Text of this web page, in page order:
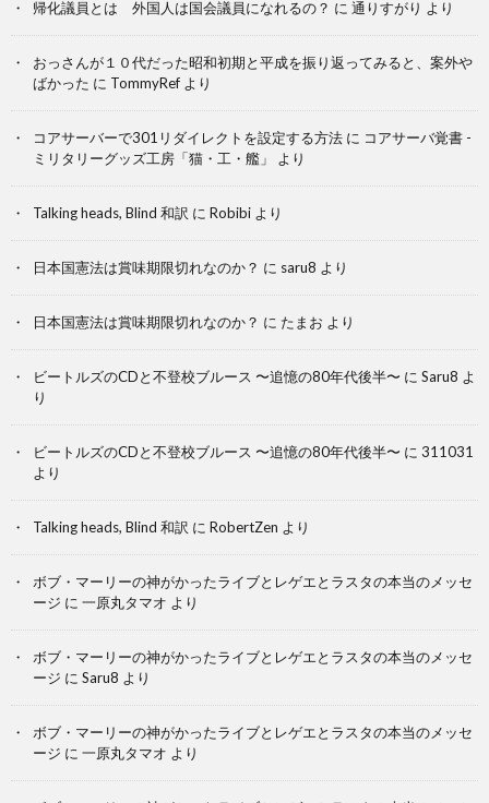
帰化議員とは 外国人は国会議員になれるの？ に 通りすがり より
おっさんが１０代だった昭和初期と平成を振り返ってみると、案外や
ばかった に TommyRef より
コアサーバーで301リダイレクトを設定する方法 に コアサーバ覚書 -
ミリタリーグッズ工房「猫・工・艦」
より
Talking heads, Blind 和訳 に Robibi より
日本国憲法は賞味期限切れなのか？ に saru8 より
日本国憲法は賞味期限切れなのか？ に たまお より
ビートルズのCDと不登校ブルース 〜追憶の80年代後半〜 に Saru8 よ
り
ビートルズのCDと不登校ブルース 〜追憶の80年代後半〜 に 311031
より
Talking heads, Blind 和訳 に RobertZen より
ボブ・マーリーの神がかったライブとレゲエとラスタの本当のメッセ
ージ に 一原丸タマオ より
ボブ・マーリーの神がかったライブとレゲエとラスタの本当のメッセ
ージ に Saru8 より
ボブ・マーリーの神がかったライブとレゲエとラスタの本当のメッセ
ージ に 一原丸タマオ より